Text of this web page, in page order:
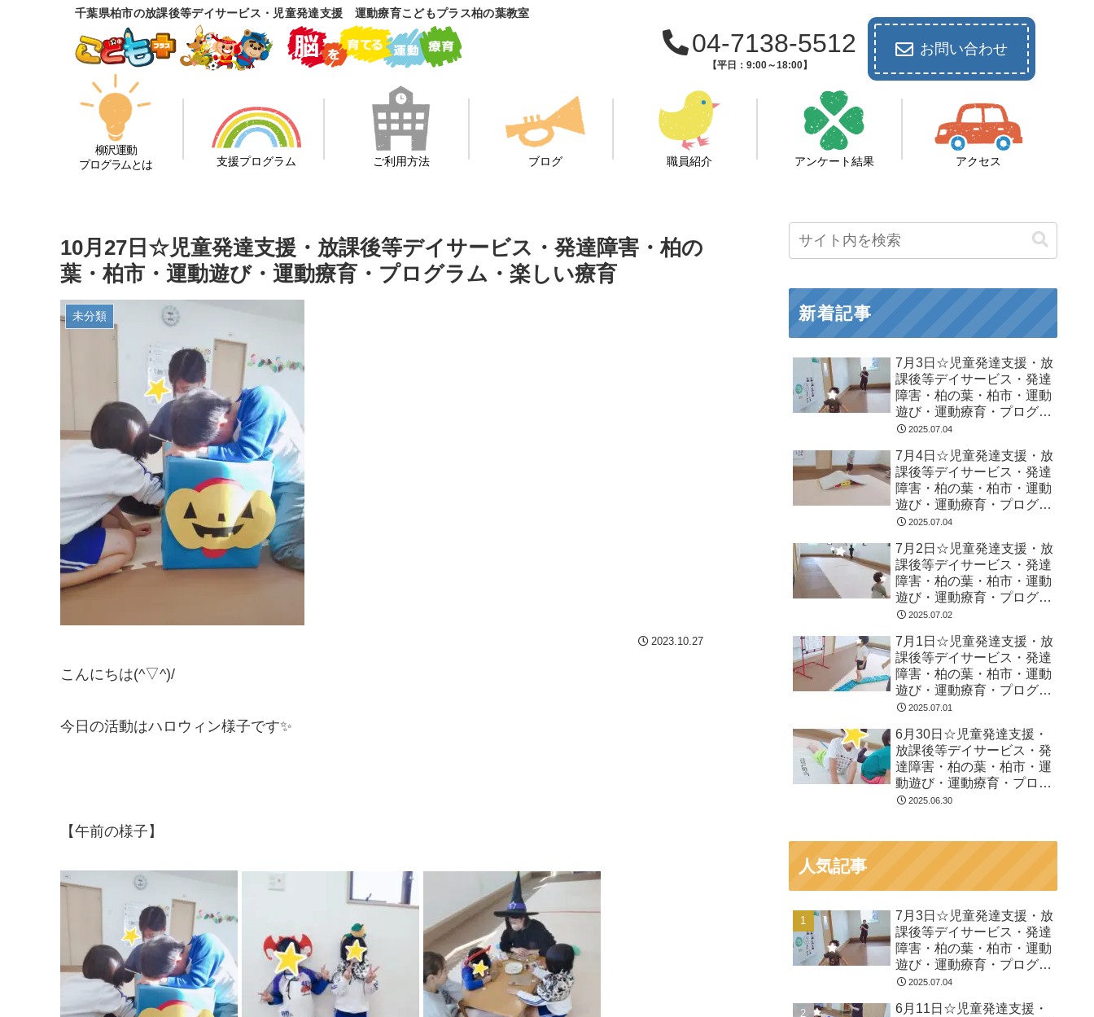
千葉県柏市の放課後等デイサービス・児童発達支援 運動療育こどもプラス柏の葉教室
04-7138-5512
【平日：9:00～18:00】
お問い合わせ
柳沢運動
プログラムとは
支援プログラム ご利用方法 ブログ 職員紹介 アンケート結果 アクセス
10月27日☆児童発達支援・放課後等デイサービス・発達障害・柏の
葉・柏市・運動遊び・運動療育・プログラム・楽しい療育
未分類
2023.10.27
こんにちは(^▽^)/
今日の活動はハロウィン様子です✨
【午前の様子】
新着記事
7月3日☆児童発達支援・放
課後等デイサービス・発達
障害・柏の葉・柏市・運動
遊び・運動療育・プログラ
ム・楽しい療育
2025.07.04
7月4日☆児童発達支援・放
課後等デイサービス・発達
障害・柏の葉・柏市・運動
遊び・運動療育・プログラ
ム・楽しい療育
2025.07.04
7月2日☆児童発達支援・放
課後等デイサービス・発達
障害・柏の葉・柏市・運動
遊び・運動療育・プログラ
ム・楽しい療育
2025.07.02
7月1日☆児童発達支援・放
課後等デイサービス・発達
障害・柏の葉・柏市・運動
遊び・運動療育・プログラ
ム・楽しい療育
2025.07.01
6月30日☆児童発達支援・
放課後等デイサービス・発
達障害・柏の葉・柏市・運
動遊び・運動療育・プログ
ラム・楽しい療育
2025.06.30
人気記事
7月3日☆児童発達支援・放
課後等デイサービス・発達
障害・柏の葉・柏市・運動
遊び・運動療育・プログラ
ム・楽しい療育
2025.07.04
6月11日☆児童発達支援・